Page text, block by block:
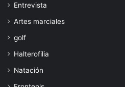
Entrevista
Artes marciales
golf
Halterofilia
Natación